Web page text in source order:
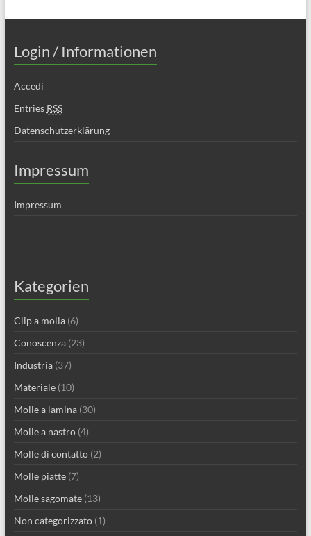
Login / Informationen
Accedi
Entries RSS
Datenschutzerklärung
Impressum
Impressum
Kategorien
Clip a molla(6)
Conoscenza(23)
Industria(37)
Materiale(10)
Molle a lamina(30)
Molle a nastro(4)
Molle di contatto(2)
Molle piatte(7)
Molle sagomate(13)
Non categorizzato(1)